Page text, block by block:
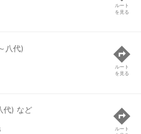
ルート
を見る
八代)
ルート
を見る
代) など
ルート